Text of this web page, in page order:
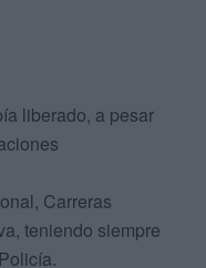
liberado, a pesar
Carreras
teniendo siempre